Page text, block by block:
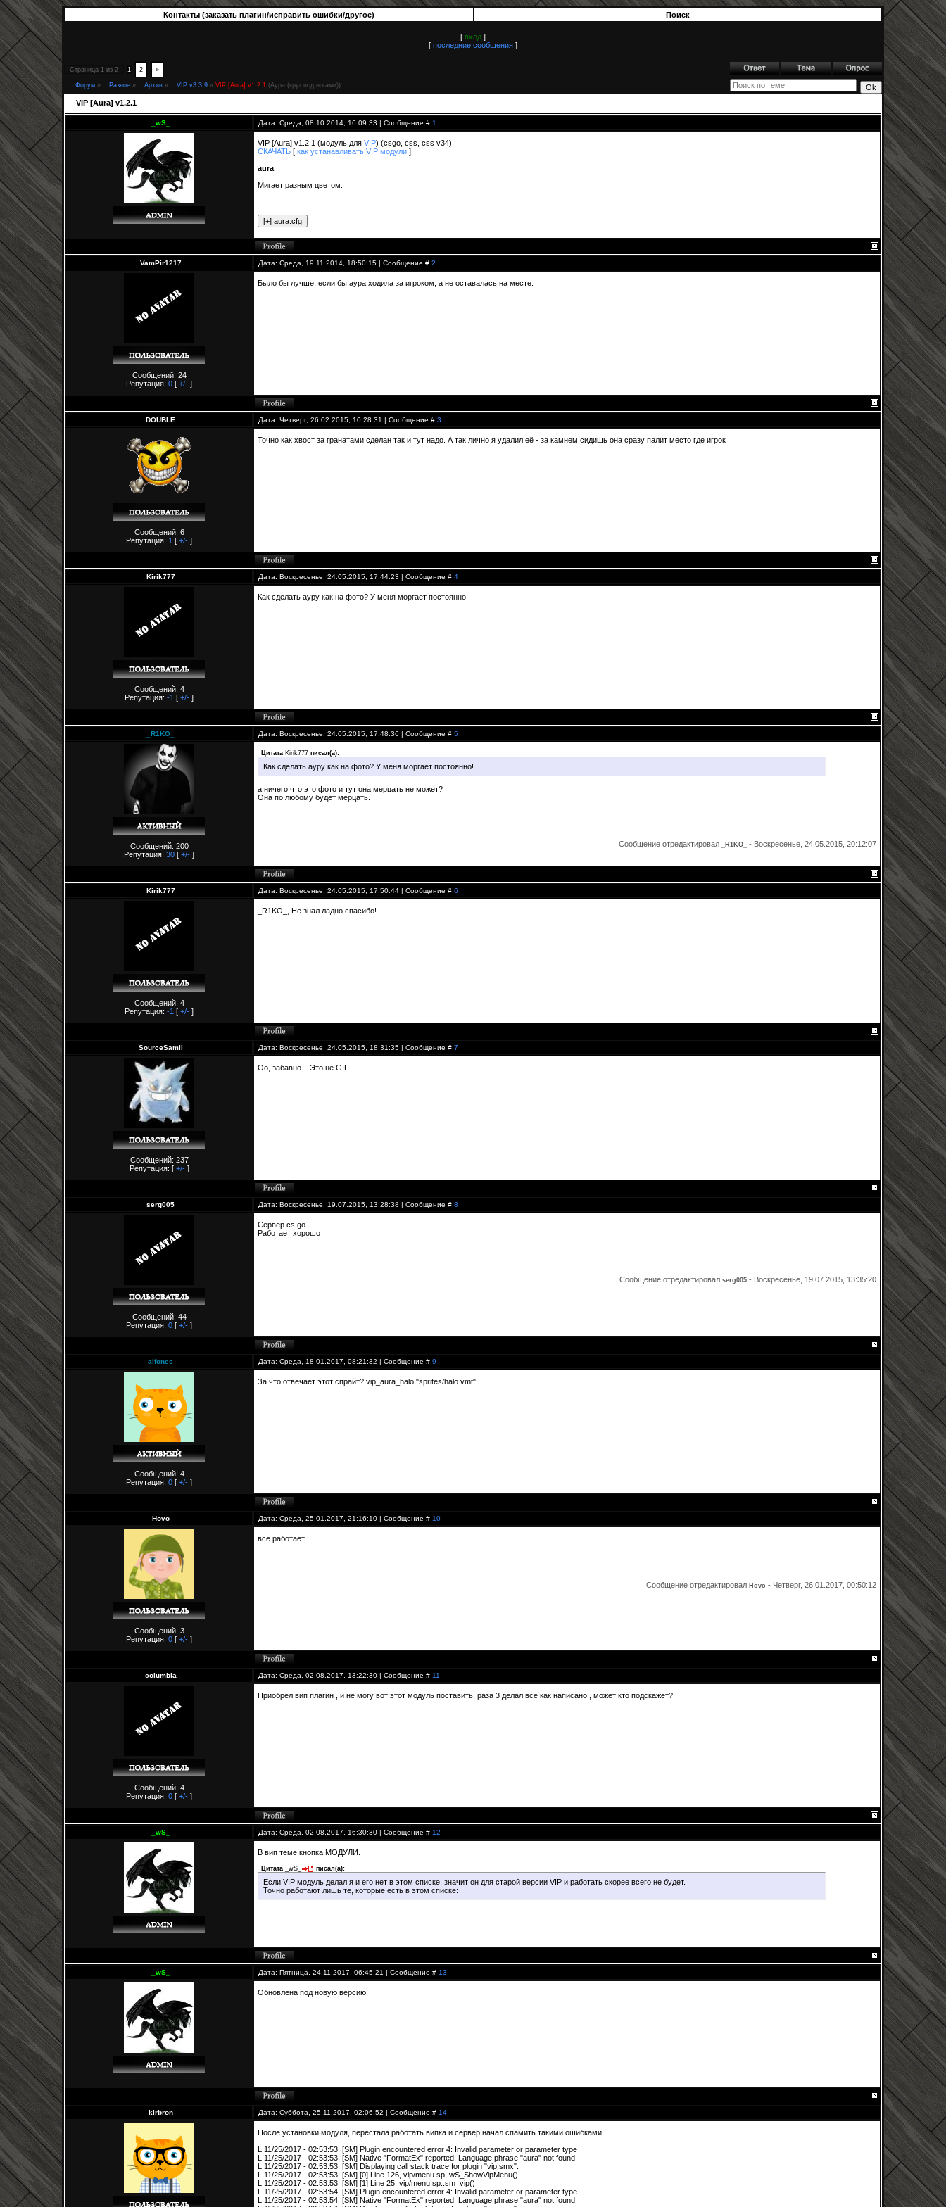
Контакты (заказать плагин/исправить ошибки/другое) Поиск
[ вход ]
[ последние сообщения ]
Страница 1 из 2 1 2 »
Форум » Разное » Архив » VIP v3.3.9 » VIP [Aura] v1.2.1 (Аура (круг под ногами))
VIP [Aura] v1.2.1
_wS_ Дата: Среда, 08.10.2014, 16:09:33 | Сообщение # 1
VIP [Aura] v1.2.1 (модуль для VIP) (csgo, css, css v34)
СКАЧАТЬ [ как устанавливать VIP модули ]
aura
Мигает разным цветом.
VamPir1217 Дата: Среда, 19.11.2014, 18:50:15 | Сообщение # 2
Сообщений: 24
Репутация: 0 [ +/- ]
Было бы лучше, если бы аура ходила за игроком, а не оставалась на месте.
DOUBLE Дата: Четверг, 26.02.2015, 10:28:31 | Сообщение # 3
Сообщений: 6
Репутация: 1 [ +/- ]
Точно как хвост за гранатами сделан так и тут надо. А так лично я удалил её - за камнем сидишь она сразу палит место где игрок
Kirik777 Дата: Воскресенье, 24.05.2015, 17:44:23 | Сообщение # 4
Сообщений: 4
Репутация: -1 [ +/- ]
Как сделать ауру как на фото? У меня моргает постоянно!
_R1KO_ Дата: Воскресенье, 24.05.2015, 17:48:36 | Сообщение # 5
Сообщений: 200
Репутация: 30 [ +/- ]
Цитата Kirik777 писал(а):
Как сделать ауру как на фото? У меня моргает постоянно!
а ничего что это фото и тут она мерцать не может?
Она по любому будет мерцать.
Сообщение отредактировал _R1KO_ - Воскресенье, 24.05.2015, 20:12:07
Kirik777 Дата: Воскресенье, 24.05.2015, 17:50:44 | Сообщение # 6
Сообщений: 4
Репутация: -1 [ +/- ]
_R1KO_, Не знал ладно спасибо!
SourceSamil Дата: Воскресенье, 24.05.2015, 18:31:35 | Сообщение # 7
Сообщений: 237
Репутация: [ +/-]
Оо, забавно....Это не GIF
serg005 Дата: Воскресенье, 19.07.2015, 13:28:38 | Сообщение # 8
Сообщений: 44
Репутация: 0 [ +/- ]
Сервер cs:go
Работает хорошо
Сообщение отредактировал serg005 - Воскресенье, 19.07.2015, 13:35:20
alfones Дата: Среда, 18.01.2017, 08:21:32 | Сообщение # 9
Сообщений: 4
Репутация: 0 [ +/- ]
За что отвечает этот спрайт? vip_aura_halo "sprites/halo.vmt"
Hovo Дата: Среда, 25.01.2017, 21:16:10 | Сообщение # 10
Сообщений: 3
Репутация: 0 [ +/- ]
все работает
Сообщение отредактировал Hovo - Четверг, 26.01.2017, 00:50:12
columbia Дата: Среда, 02.08.2017, 13:22:30 | Сообщение # 11
Сообщений: 4
Репутация: 0 [ +/- ]
Приобрел вип плагин , и не могу вот этот модуль поставить, раза 3 делал всё как написано , может кто подскажет?
_wS_ Дата: Среда, 02.08.2017, 16:30:30 | Сообщение # 12
В вип теме кнопка МОДУЛИ.
Цитата _wS_ писал(а):
Если VIP модуль делал я и его нет в этом списке, значит он для старой версии VIP и работать скорее всего не будет.
Точно работают лишь те, которые есть в этом списке:
_wS_ Дата: Пятница, 24.11.2017, 06:45:21 | Сообщение # 13
Обновлена под новую версию.
kirbron Дата: Суббота, 25.11.2017, 02:06:52 | Сообщение # 14
После установки модуля, перестала работать випка и сервер начал спамить такими ошибками:
L 11/25/2017 - 02:53:53: [SM] Plugin encountered error 4: Invalid parameter or parameter type
L 11/25/2017 - 02:53:53: [SM] Native "FormatEx" reported: Language phrase "aura" not found
L 11/25/2017 - 02:53:53: [SM] Displaying call stack trace for plugin "vip.smx":
L 11/25/2017 - 02:53:53: [SM] [0] Line 126, vip/menu.sp::wS_ShowVipMenu()
L 11/25/2017 - 02:53:53: [SM] [1] Line 25, vip/menu.sp::sm_vip()
L 11/25/2017 - 02:53:54: [SM] Plugin encountered error 4: Invalid parameter or parameter type
L 11/25/2017 - 02:53:54: [SM] Native "FormatEx" reported: Language phrase "aura" not found